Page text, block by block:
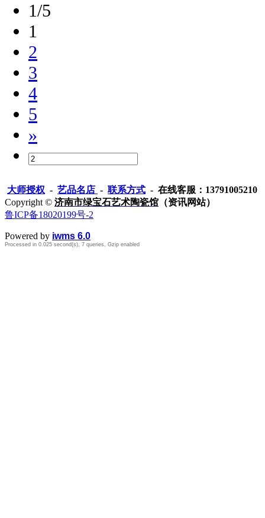
1/5
1
2
3
4
5
»
大师授权 - 艺品名店 - 联系方式 - 在线客服：13791005210
Copyright © 济南市绿宝石艺术陶瓷馆 （资讯网站）
鲁ICP备18020199号-2
Powered by iwms 6.0
Processed in 0.025 second(s), 7 queries, Gzip enabled